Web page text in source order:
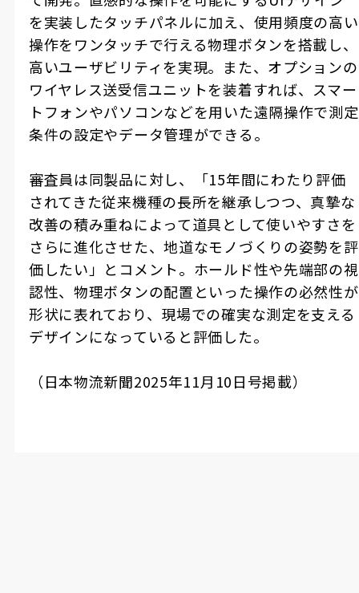
を実装したタッチパネルに加え、使用頻度の高い
操作をワンタッチで行える物理ボタンを搭載し、
高いユーザビリティを実現。また、オプションの
ワイヤレス送受信ユニットを装着すれば、スマー
トフォンやパソコンなどを用いた遠隔操作で測定
条件の設定やデータ管理ができる。
審査員は同製品に対し、「15年間にわたり評価
されてきた従来機種の長所を継承しつつ、真摯な
改善の積み重ねによって道具として使いやすさを
さらに進化させた、地道なモノづくりの姿勢を評
価したい」とコメント。ホールド性や先端部の視
認性、物理ボタンの配置といった操作の必然性が
形状に表れており、現場での確実な測定を支える
デザインになっていると評価した。
（日本物流新聞2025年11月 10日号掲載）